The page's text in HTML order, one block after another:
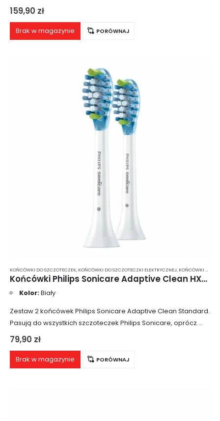
wyjątkiem PowerUp Battery i Essence. Produkt dedykowany
osobom z wrażliwymi zębami oraz dziąsłami.
159,90 zł
Brak w magazynie PORÓWNAJ
KOŃCÓWKI DO SZCZOTECZEK, KOŃCÓWKI DO SZCZOTECZKI ELEKTRYCZNEJ, KOŃCÓWKI DO SZCZOTECZKI ELEKTRYCZNEJ PHILIPS SONICARE
Końcówki Philips Sonicare Adaptive Clean HX9042/07‎ 2 szt.
Kolor:Biały
Zestaw 2 końcówek Philips Sonicare Adaptive Clean Standard.
Pasują do wszystkich szczoteczek Philips Sonicare, oprócz
PowerUp Battery i Essence. Produkt dedykowany osobom z
79,90 zł
Brak w magazynie PORÓWNAJ